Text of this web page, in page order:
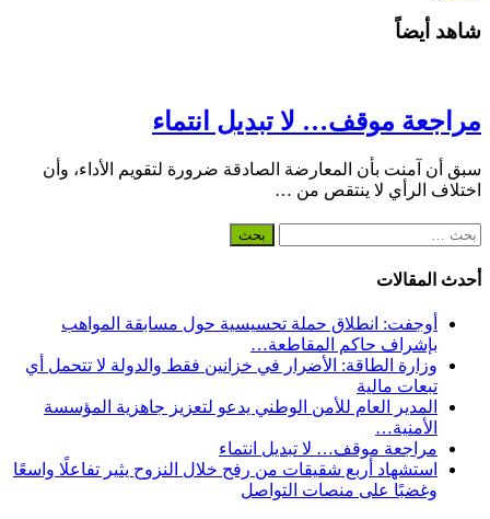
شاهد أيضاً
مراجعة موقف… لا تبديل انتماء
سبق أن آمنت بأن المعارضة الصادقة ضرورة لتقويم الأداء، وأن
اختلاف الرأي لا ينتقص من …
البحث
أحدث المقالات
أوجفت: انطلاق حملة تحسيسية حول مسابقة المواهب
بإشراف حاكم المقاطعة…
وزارة الطاقة: الأضرار في خزانين فقط والدولة لا تتحمل أي
تبعات مالية
المدير العام للأمن الوطني يدعو لتعزيز جاهزية المؤسسة
الأمنية…
مراجعة موقف… لا تبديل انتماء
استشهاد أربع شقيقات من رفح خلال النزوح يثير تفاعلًا واسعًا
وغضبًا على منصات التواصل